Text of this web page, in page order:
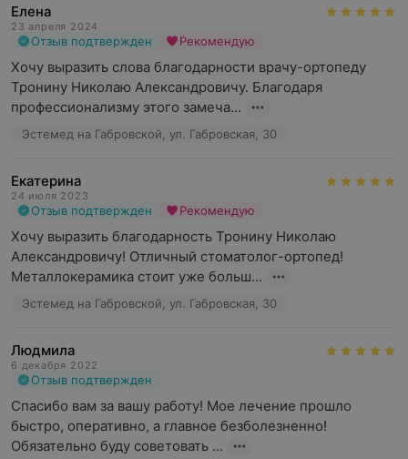
Елена
23 апреля 2024
Отзыв подтвержден Рекомендую
Хочу выразить слова благодарности врачу-ортопеду
Тронину Николаю Александровичу. Благодаря
профессионализму этого замеча...
Эстемед на Габровской, ул. Габровская, 30
Екатерина
24 июля 2023
Отзыв подтвержден Рекомендую
Хочу выразить благодарность Тронину Николаю
Александровичу! Отличный стоматолог-ортопед!
Металлокерамика стоит уже больш...
Эстемед на Габровской, ул. Габровская, 30
Людмила
6 декабря 2022
Отзыв подтвержден
Спасибо вам за вашу работу! Мое лечение прошло
быстро, оперативно, а главное безболезненно!
Обязательно буду советовать ...